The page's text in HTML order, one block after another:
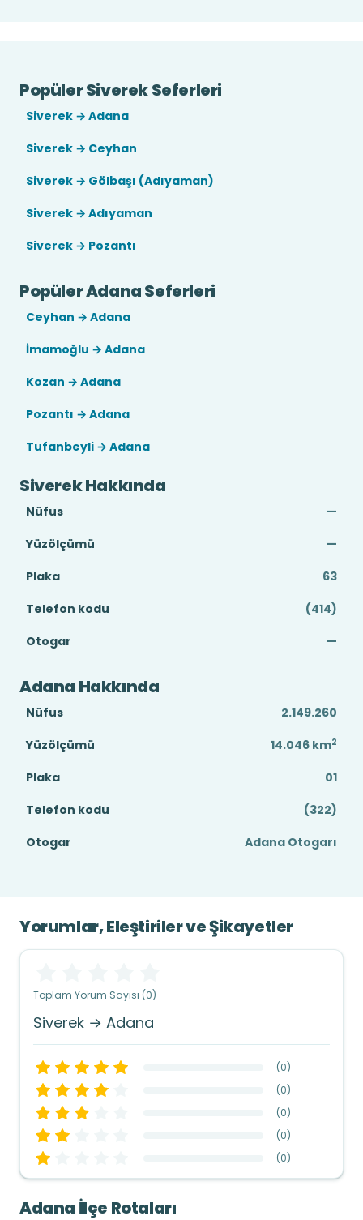
Popüler Siverek Seferleri
Siverek → Adana
Siverek → Ceyhan
Siverek → Gölbaşı (Adıyaman)
Siverek → Adıyaman
Siverek → Pozantı
Popüler Adana Seferleri
Ceyhan → Adana
İmamoğlu → Adana
Kozan → Adana
Pozantı → Adana
Tufanbeyli → Adana
Siverek Hakkında
Nüfus
—
Yüzölçümü
—
Plaka
63
Telefon kodu
(414)
Otogar
—
Adana Hakkında
Nüfus
2.149.260
Yüzölçümü
14.046 km2
Plaka
01
Telefon kodu
(322)
Otogar
Adana Otogarı
Yorumlar, Eleştiriler ve Şikayetler
Toplam Yorum Sayısı (0)
Siverek → Adana
(0)
(0)
(0)
(0)
(0)
Adana İlçe Rotaları